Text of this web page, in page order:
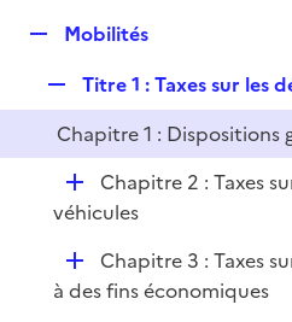
p
r
p
l
r
Mobilités
e
p
l
i
e
r
Titre 1 : Taxes sur les
Chapitre 1 : Dispositions
D
é
i
Chapitre 2 : Taxes
véhicules
D
é
Chapitre 3 : Taxes
à des fins économiques